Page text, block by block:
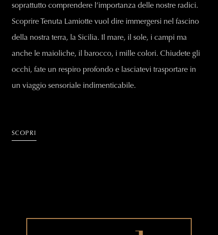
soprattutto comprendere l’importanza delle nostre radici.
Scoprire Tenuta Lamiotte vuol dire immergersi nel fascino
della nostra terra, la Sicilia. Il mare, il sole, i campi ma
anche le maioliche, il barocco, i mille colori. Chiudete gli
occhi, fate un respiro profondo e lasciatevi trasportare in
un viaggio sensoriale indimenticabile.
SCOPRI